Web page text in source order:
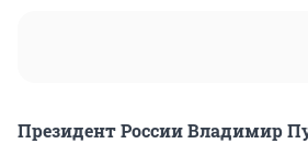
Президент России Владимир